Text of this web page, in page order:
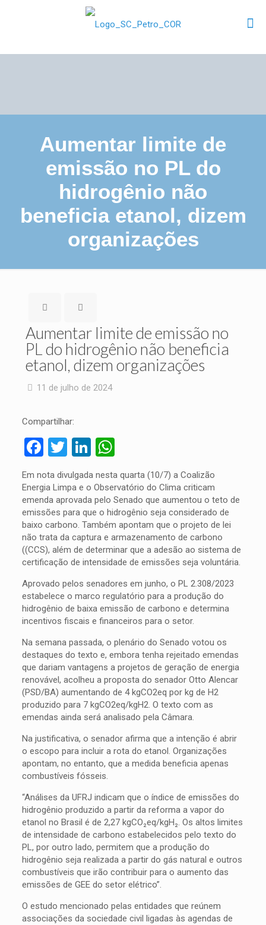
Aumentar limite de
emissão no PL do
hidrogênio não
beneficia etanol, dizem
organizações
Aumentar limite de emissão no
PL do hidrogênio não beneficia
etanol, dizem organizações
11 de julho de 2024
Compartilhar:
Facebook
TwitterLinkedIn
WhatsApp
Em nota divulgada nesta quarta (10/7) a Coalizão
Energia Limpa e o Observatório do Clima criticam
emenda aprovada pelo Senado que aumentou o teto de
emissões para que o hidrogênio seja considerado de
baixo carbono. Também apontam que o projeto de lei
não trata da captura e armazenamento de carbono
((CCS), além de determinar que a adesão ao sistema de
certificação de intensidade de emissões seja voluntária.
Aprovado pelos senadores em junho, o PL 2.308/2023
estabelece o marco regulatório para a produção do
hidrogênio de baixa emissão de carbono e determina
incentivos fiscais e financeiros para o setor.
Na semana passada, o plenário do Senado votou os
destaques do texto e, embora tenha rejeitado emendas
que dariam vantagens a projetos de geração de energia
renovável, acolheu a proposta do senador Otto Alencar
(PSD/BA) aumentando de 4 kgCO2eq por kg de H2
produzido para 7 kgCO2eq/kgH2. O texto com as
emendas ainda será analisado pela Câmara.
Na justificativa, o senador afirma que a intenção é abrir
o escopo para incluir a rota do etanol. Organizações
apontam, no entanto, que a medida beneficia apenas
combustíveis fósseis.
“Análises da UFRJ indicam que o índice de emissões do
hidrogênio produzido a partir da reforma a vapor do
etanol no Brasil é de 2,27 kgCO₂eq/kgH₂. Os altos limites
de intensidade de carbono estabelecidos pelo texto do
PL, por outro lado, permitem que a produção do
hidrogênio seja realizada a partir do gás natural e outros
combustíveis que irão contribuir para o aumento das
emissões de GEE do setor elétrico”.
O estudo mencionado pelas entidades que reúnem
associações da sociedade civil ligadas às agendas de